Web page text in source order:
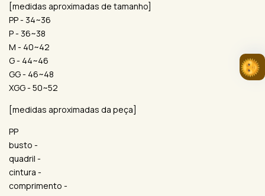
[medidas aproximadas de tamanho]
PP - 34~36
P - 36~38
M - 40~42
G - 44~46
GG - 46~48
XGG - 50~52
[medidas aproximadas da peça]
PP
busto -
quadril -
cintura -
comprimento -